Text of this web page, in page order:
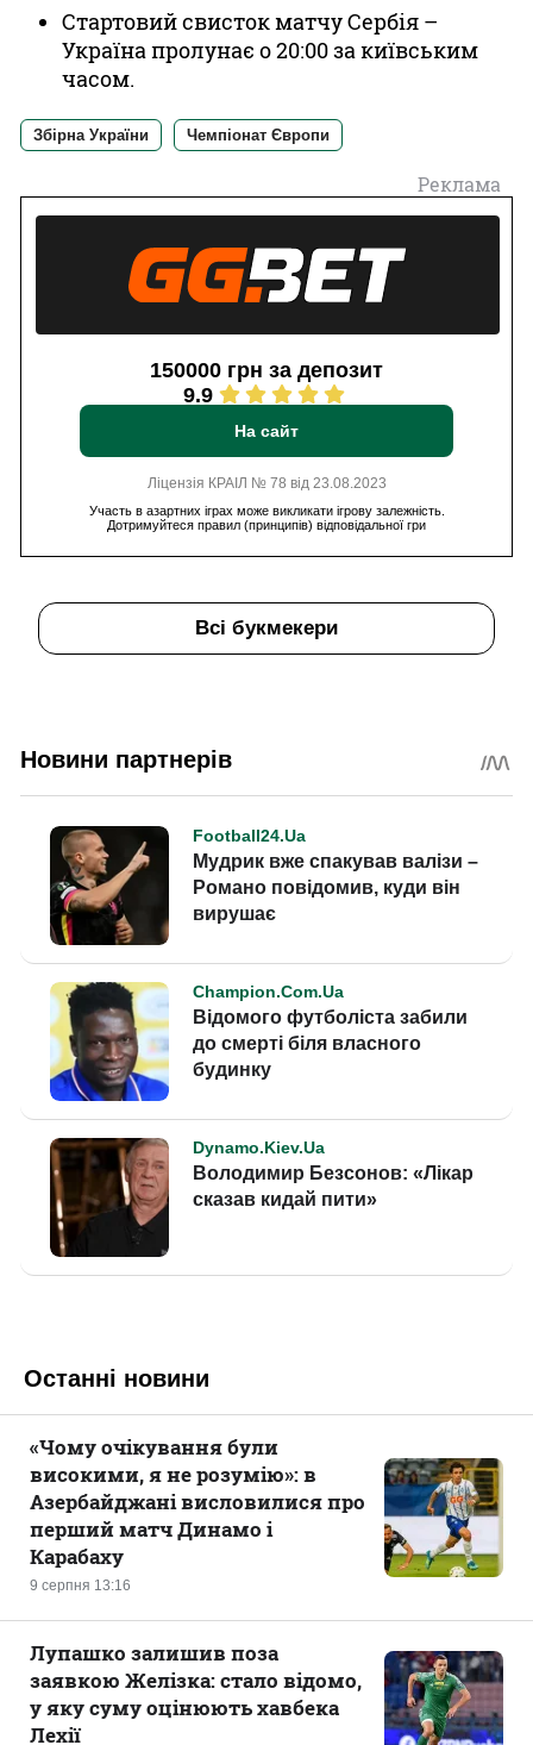
Стартовий свисток матчу Сербія –
Україна пролунає о 20:00 за київським
часом.
Збірна України Чемпіонат Європи
Реклама
150000 грн за депозит
9.9
На сайт
Ліцензія КРАІЛ № 78 від 23.08.2023
Участь в азартних іграх може викликати ігрову залежність.
Дотримуйтеся правил (принципів) відповідальної гри
Всі букмекери
Останні новини
9 серпня 13:16
«Чому очікування були
високими, я не розумію»: в
Азербайджані висловилися про
перший матч Динамо і
Карабаху
Лупашко залишив поза
заявкою Желізка: стало відомо,
у яку суму оцінюють хавбека
Лехії